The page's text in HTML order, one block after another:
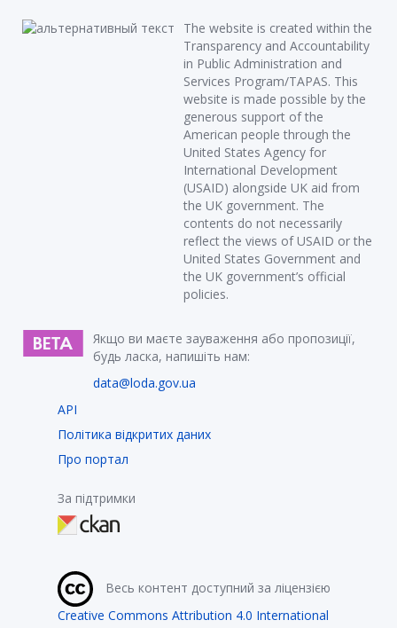
The website is created within the
Transparency and Accountability
in Public Administration and
Services Program/TAPAS. This
website is made possible by the
generous support of the
American people through the
United States Agency for
International Development
(USAID) alongside UK aid from
the UK government. The
contents do not necessarily
reflect the views of USAID or the
United States Government and
the UK government’s official
policies.
Якщо ви маєте зауваження або пропозиції,
будь ласка, напишіть нам:
data@loda.gov.ua
API
Політика відкритих даних
Про портал
За підтримки
Весь контент доступний за ліцензією
Creative Commons Attribution 4.0 International